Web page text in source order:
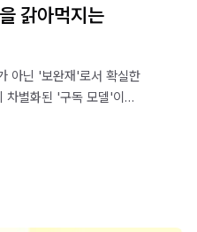
갉아먹지는
아닌 '보완재'로서 확실한
차별화된 '구독 모델'이
를 통해 확인해 보세요!